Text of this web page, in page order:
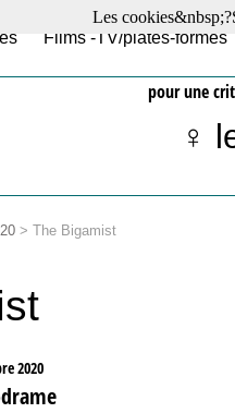
Films -TV/plates-formes
pour une
♀
> The Bigamist
2020
Les